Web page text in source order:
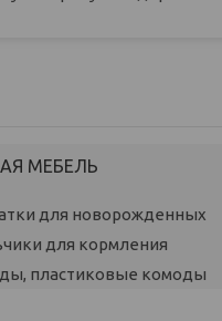
МЕБЕЛЬ
для новорожденных
для кормления
пластиковые комоды